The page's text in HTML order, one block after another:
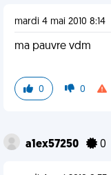
mardi 4 mai 2010 8:14
ma pauvre vdm
0 0
a1ex57250 0